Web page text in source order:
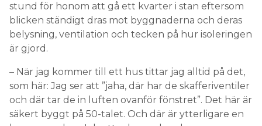
stund för honom att gå ett kvarter i stan eftersom
blicken ständigt dras mot byggnaderna och deras
belysning, ventilation och tecken på hur isoleringen
är gjord.
– När jag kommer till ett hus tittar jag alltid på det,
som här: Jag ser att ”jaha, där har de skafferiventiler
och där tar de in luften ovanför fönstret”. Det här är
säkert byggt på 50-talet. Och där är ytterligare en